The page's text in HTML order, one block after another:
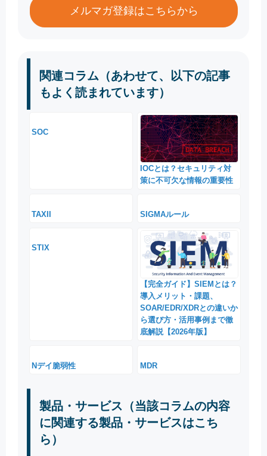
メルマガ登録はこちらから
関連コラム（あわせて、以下の記事
もよく読まれています）
SOC
IOCとは？セキュリティ対
策に不可欠な情報の重要性
TAXII SIGMAルール
STIX
【完全ガイド】SIEMとは？
導入メリット・課題、
SOAR/EDR/XDRとの違いか
ら選び方・活用事例まで徹
底解説【2026年版】
Nデイ脆弱性 MDR
製品・サービス（当該コラムの内容
に関連する製品・サービスはこち
ら）